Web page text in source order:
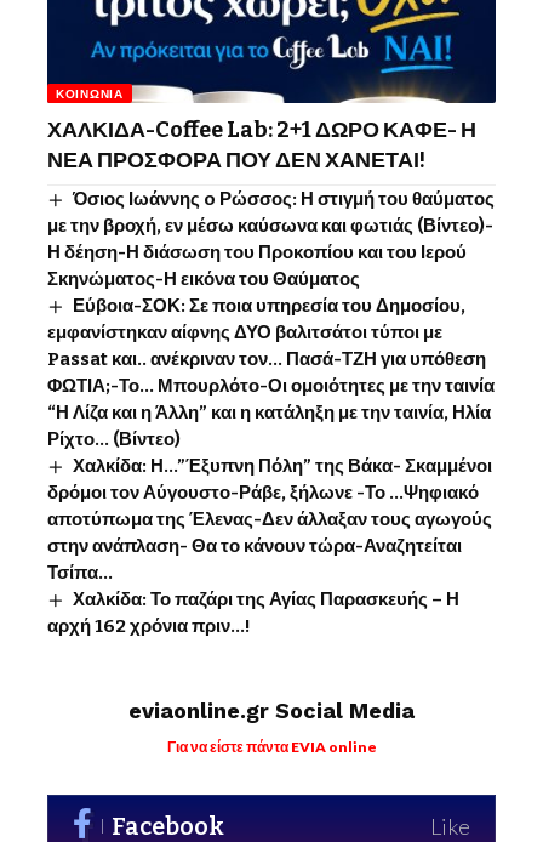
ΚΟΙΝΩΝΊΑ
ΧΑΛΚΙΔΑ-Coffee Lab: 2+1 ΔΩΡΟ ΚΑΦΕ- Η
ΝΕΑ ΠΡΟΣΦΟΡΑ ΠΟΥ ΔΕΝ ΧΑΝΕΤΑΙ!
Όσιος Ιωάννης o Ρώσσος: Η στιγμή του θαύματος
με την βροχή, εν μέσω καύσωνα και φωτιάς (Βίντεο)-
Η δέηση-Η διάσωση του Προκοπίου και του Ιερού
Σκηνώματος-Η εικόνα του Θαύματος
Εύβοια-ΣΟΚ: Σε ποια υπηρεσία του Δημοσίου,
εμφανίστηκαν αίφνης ΔΥΟ βαλιτσάτοι τύποι με
Passat και.. ανέκριναν τον… Πασά-ΤΖΗ για υπόθεση
ΦΩΤΙΑ;-Το… Μπουρλότο-Οι ομοιότητες με την ταινία
“Η Λίζα και η Άλλη” και η κατάληξη με την ταινία, Ηλία
Ρίχτο… (Βίντεο)
Χαλκίδα: Η…”Έξυπνη Πόλη” της Βάκα- Σκαμμένοι
δρόμοι τον Αύγουστο-Ράβε, ξήλωνε -Το …Ψηφιακό
αποτύπωμα της Έλενας-Δεν άλλαξαν τους αγωγούς
στην ανάπλαση- Θα το κάνουν τώρα-Αναζητείται
Τσίπα…
Χαλκίδα: Το παζάρι της Αγίας Παρασκευής – Η
αρχή 162 χρόνια πριν…!
eviaonline.gr Social Media
Για να είστε πάντα EVIA online
Facebook Like